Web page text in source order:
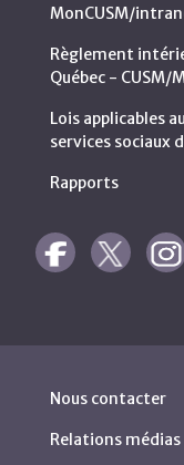
MonCUSM/
Règlement
Québec - CUSM/
Lois applicables
services sociaux
Rapports
Nous contacter
Relations médias